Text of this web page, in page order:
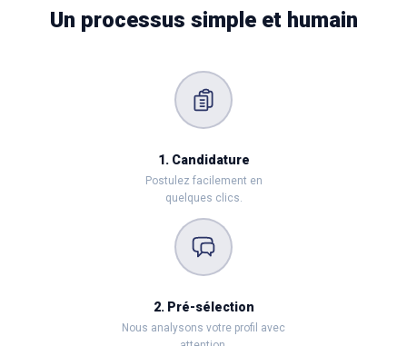
Un processus simple et humain
1. Candidature
Postulez facilement en
quelques clics.
2. Pré-sélection
Nous analysons votre profil avec